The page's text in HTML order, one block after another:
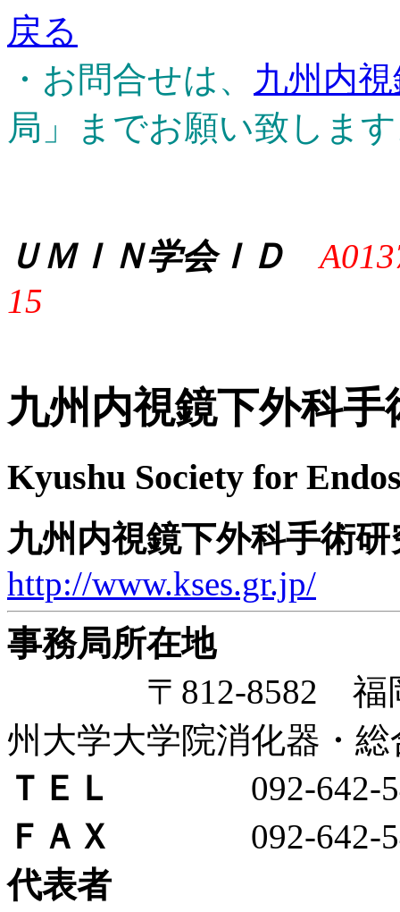
戻る
・お問合せは、 九州内
局」までお願い致しま
ＵＭＩＮ学会ＩＤ
15
九州内視鏡下外科手
Kyushu Society for
九州内視鏡下外科手術
http://www.kses.gr.jp/
事務局所在地
〒812-8582 福岡
州大学大学院消化器・総
ＴＥＬ
092-642-
ＦＡＸ
092-642-
代表者